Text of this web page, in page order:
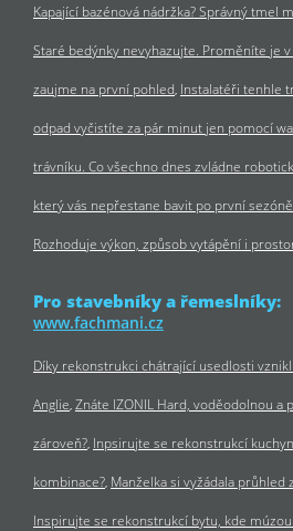
Kapající bazénová nádržka? Správný tmel
Staré bedýnky nevyhazujte. Proměníte je
zaujme na první pohled Instalatéři tenhle
odpad vyčistíte za pár minut jen pomocí
trávníku. Co všechno dnes zvládne
který vás nepřestane bavit po první
Rozhoduje výkon, způsob vytápění i
Pro stavebníky a řemeslníky:
www.fachmani.cz
Díky rekonstrukci chátrající usedlosti
Anglie Znáte IZONIL Hard, voděodolnou a
zároveň? Inpsirujte se rekonstrukcí
kombinace? Manželka si vyžádala
Inspirujte se rekonstrukcí bytu, kde